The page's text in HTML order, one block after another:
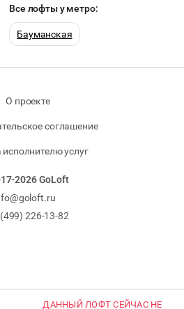
ДАННЫЙ ЛОФТ СЕЙЧАС НЕ
Все лофты у метро:
Бауманская
О проекте
соглашение
услуг
2026 GoLoft
226-13-82